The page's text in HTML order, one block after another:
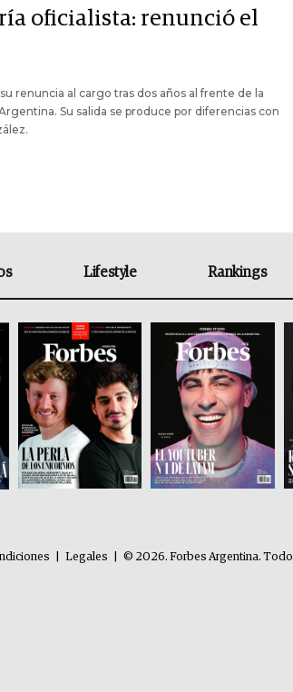
oficialista: renunció el
renuncia al cargo tras dos años al frente de la
Su salida se produce por diferencias con
Lifestyle Rankings
Legales
© 2026. Forbes Argentina.